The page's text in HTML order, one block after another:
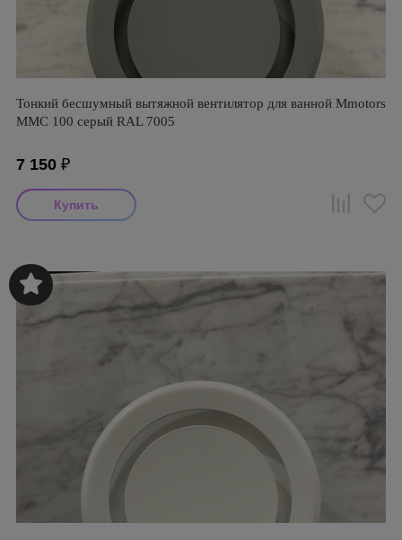
Тонкий бесшумный вытяжной вентилятор для ванной Mmotors
ММC 100 серый RAL 7005
7 150 ₽